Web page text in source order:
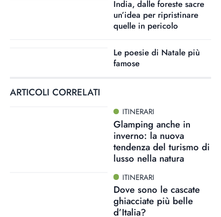
India, dalle foreste sacre
un’idea per ripristinare
quelle in pericolo
Le poesie di Natale più
famose
ARTICOLI CORRELATI
ITINERARI
Glamping anche in
inverno: la nuova
tendenza del turismo di
lusso nella natura
ITINERARI
Dove sono le cascate
ghiacciate più belle
d’Italia?